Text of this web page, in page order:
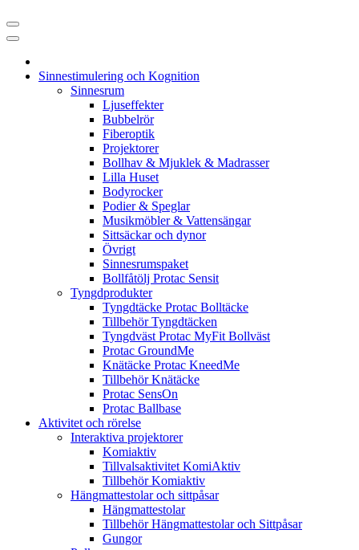
Sinnestimulering och Kognition
Sinnesrum
Ljuseffekter
Bubbelrör
Fiberoptik
Projektorer
Bollhav & Mjuklek & Madrasser
Lilla Huset
Bodyrocker
Podier & Speglar
Musikmöbler & Vattensängar
Sittsäckar och dynor
Övrigt
Sinnesrumspaket
Bollfåtölj Protac Sensit
Tyngdprodukter
Tyngdtäcke Protac Bolltäcke
Tillbehör Tyngdtäcken
Tyngdväst Protac MyFit Bollväst
Protac GroundMe
Knätäcke Protac KneedMe
Tillbehör Knätäcke
Protac SensOn
Protac Ballbase
Aktivitet och rörelse
Interaktiva projektorer
Komiaktiv
Tillvalsaktivitet KomiAktiv
Tillbehör Komiaktiv
Hängmattestolar och sittpåsar
Hängmattestolar
Tillbehör Hängmattestolar och Sittpåsar
Gungor